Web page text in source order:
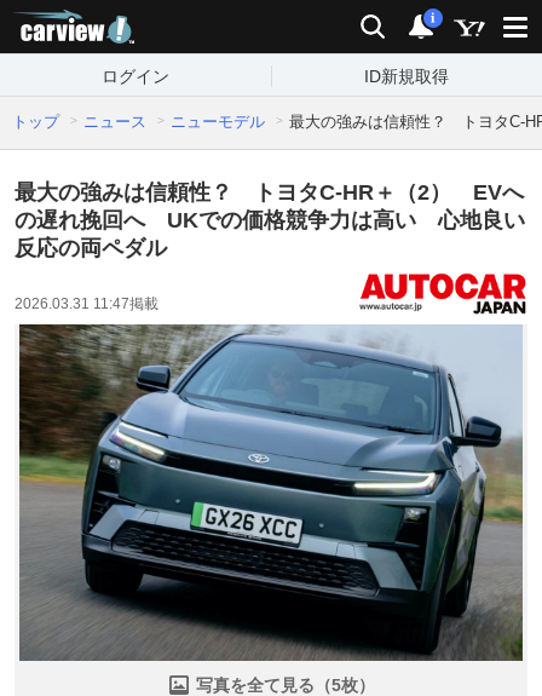
検索 通知
i
ログイン ID新規取得
トップ ニュース ニューモデル 最大の強みは信頼性？ トヨタC-
最大の強みは信頼性？ トヨタC-HR＋（2） EVへ
の遅れ挽回へ UKでの価格競争力は高い 心地良い
反応の両ペダル
2026.03.31 11:47掲載
写真を全て見る（5枚）